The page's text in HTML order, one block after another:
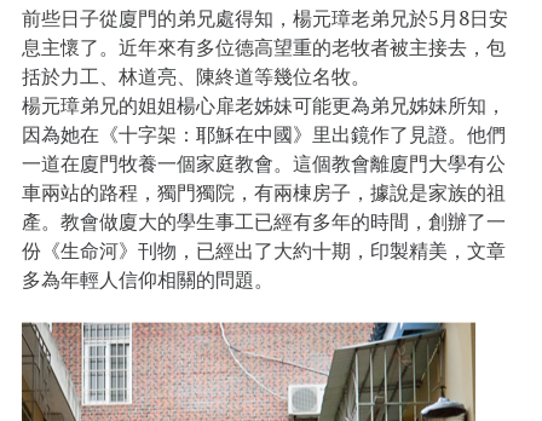
前些日子從廈門的弟兄處得知，楊元璋老弟兄於5月8日安
息主懷了。近年來有多位德高望重的老牧者被主接去，包
括於力工、林道亮、陳終道等幾位名牧。
楊元璋弟兄的姐姐楊心扉老姊妹可能更為弟兄姊妹所知，
因為她在《十字架：耶穌在中國》里出鏡作了見證。他們
一道在廈門牧養一個家庭教會。這個教會離廈門大學有公
車兩站的路程，獨門獨院，有兩棟房子，據說是家族的祖
產。教會做廈大的學生事工已經有多年的時間，創辦了一
份《生命河》刊物，已經出了大約十期，印製精美，文章
多為年輕人信仰相關的問題。